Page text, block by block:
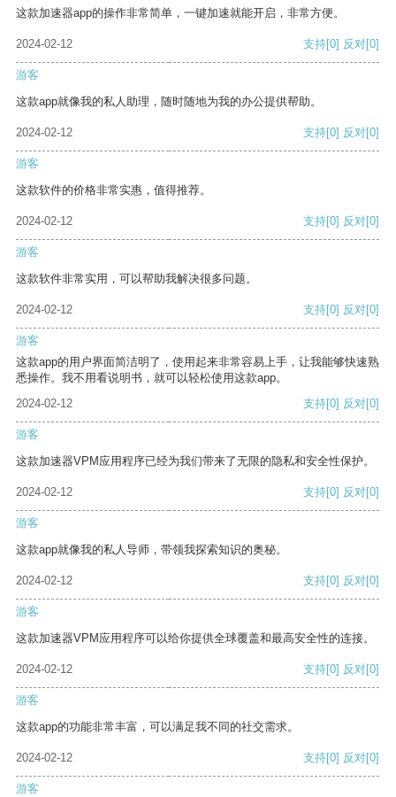
这款加速器app的操作非常简单，一键加速就能开启，非常方便。
2024-02-12 支持[0] 反对[0]
游客
这款app就像我的私人助理，随时随地为我的办公提供帮助。
2024-02-12 支持[0] 反对[0]
游客
这款软件的价格非常实惠，值得推荐。
2024-02-12 支持[0] 反对[0]
游客
这款软件非常实用，可以帮助我解决很多问题。
2024-02-12 支持[0] 反对[0]
游客
这款app的用户界面简洁明了，使用起来非常容易上手，让我能够快速熟
悉操作。我不用看说明书，就可以轻松使用这款app。
2024-02-12
支持[0] 反对[0]
游客
这款加速器VPM应用程序已经为我们带来了无限的隐私和安全性保护。
2024-02-12 支持[0] 反对[0]
游客
这款app就像我的私人导师，带领我探索知识的奥秘。
2024-02-12 支持[0] 反对[0]
游客
这款加速器VPM应用程序可以给你提供全球覆盖和最高安全性的连接。
2024-02-12 支持[0] 反对[0]
游客
这款app的功能非常丰富，可以满足我不同的社交需求。
2024-02-12 支持[0] 反对[0]
游客